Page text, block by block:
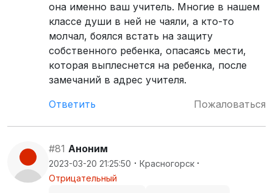
она именно ваш учитель. Многие в нашем
классе души в ней не чаяли, а кто-то
молчал, боялся встать на защиту
собственного ребенка, опасаясь мести,
которая выплеснется на ребенка, после
замечаний в адрес учителя.
Ответить
Пожаловаться
#81 Аноним
2023-03-20 21:25:50 · Красногорск ·
Отрицательный